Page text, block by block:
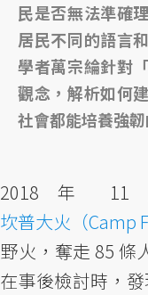
民是否無法準確
居民不同的語言
學者萬宗綸針對
觀念，解析如何
社會都能培養強
2018 年
坎普大火（Camp
野火，奪走 85 條
在事後檢討時，